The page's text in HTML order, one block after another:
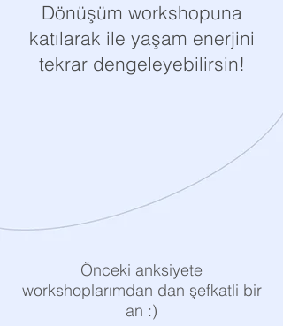
Dönüşüm workshopuna
katılarak ile yaşam enerjini
tekrar dengeleyebilirsin!
Önceki anksiyete
workshoplarımdan dan şefkatli bir
an :)